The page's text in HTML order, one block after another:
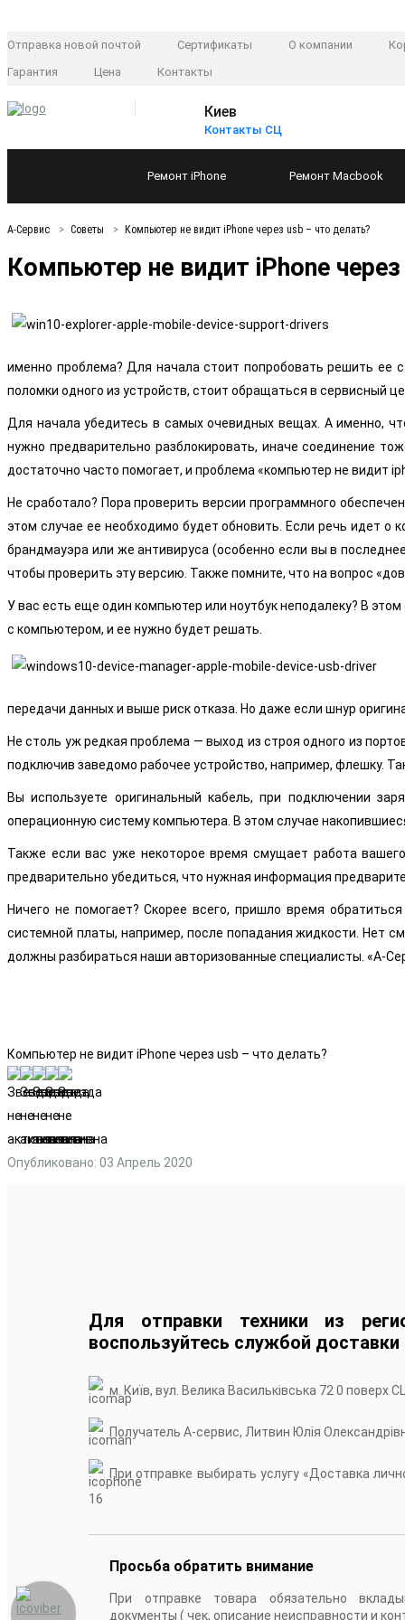
Отправка новой почтой Сертификаты О компании
Гарантия
Цена Контакты
Киев
Контакты СЦ
Ремонт iPhone Ремонт Macbook
А-Сервис Советы Компьютер не видит iPhone через usb – что делать?
Компьютер не видит iPhone
именно проблема? Для начала стоит попробовать решить ее
поломки одного из устройств, стоит обращаться в сервисный
Для начала убедитесь в самых очевидных вещах. А именно,
нужно предварительно разблокировать, иначе соединение
достаточно часто помогает, и проблема «компьютер не видит
Не сработало? Пора проверить версии программного
этом случае ее необходимо будет обновить. Если речь идет о
брандмауэра или же антивируса (особенно если вы в
чтобы проверить эту версию. Также помните, что на вопрос
У вас есть еще один компьютер или ноутбук неподалеку? В
с компьютером, и ее нужно будет решать.
передачи данных и выше риск отказа. Но даже если шнур
Не столь уж редкая проблема — выход из строя одного из
подключив заведомо рабочее устройство, например, флешку.
Вы используете оригинальный кабель, при подключении
операционную систему компьютера. В этом случае
Также если вас уже некоторое время смущает работа
предварительно убедиться, что нужная информация
Ничего не помогает? Скорее всего, пришло время
системной платы, например, после попадания жидкости. Нет
должны разбираться наши авторизованные специалисты. «А-
Компьютер не видит iPhone через usb – что делать?
Опубликовано: 03 Апрель 2020
Для отправки техники из
воспользуйтесь службой доставки
м. Київ, вул. Велика Васильківська 72 0 поверх
Получатель А-сервис, Литвин Юлія
При отправке выбирать услугу «Доставка
16
Просьба обратить внимание
При отправке товара обязательно
документы ( чек, описание неисправности и